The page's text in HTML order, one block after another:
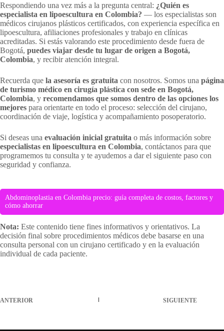
Respondiendo una vez más a la pregunta central: ¿Quién es
especialista en lipoescultura en Colombia? — los especialistas son
médicos cirujanos plásticos certificados, con experiencia específica en
lipoescultura, afiliaciones profesionales y trabajo en clínicas
acreditadas. Si estás valorando este procedimiento desde fuera de
Bogotá, puedes viajar desde tu lugar de origen a Bogotá,
Colombia, y recibir atención integral.
Recuerda que la asesoría es gratuita con nosotros. Somos una página
de turismo médico en cirugía plástica con sede en Bogotá,
Colombia, y recomendamos que somos dentro de las opciones los
mejores para orientarte en todo el proceso: selección del cirujano,
coordinación de viaje, logística y acompañamiento posoperatorio.
Si deseas una evaluación inicial gratuita o más información sobre
especialistas en lipoescultura en Colombia, contáctanos para que
programemos tu consulta y te ayudemos a dar el siguiente paso con
seguridad y confianza.
Abdominoplastia en Colombia precio: guía completa de costos, factores y
cómo ahorrar
Nota: Este contenido tiene fines informativos y orientativos. La
decisión final sobre procedimientos médicos debe basarse en una
consulta personal con un cirujano certificado y en la evaluación
individual de cada paciente.
ANTERIOR SIGUIENTE